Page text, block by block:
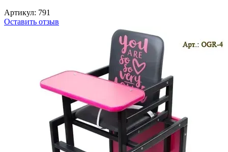
Артикул: 791
Оставить отзыв